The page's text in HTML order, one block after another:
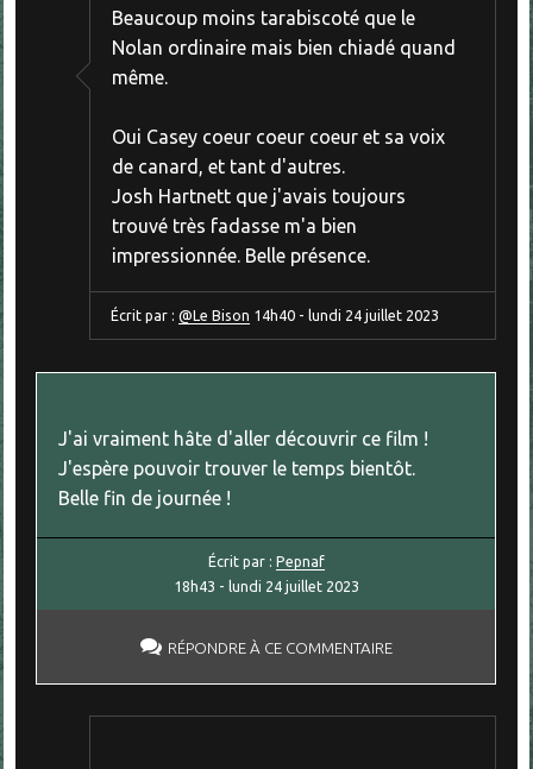
Beaucoup moins tarabiscoté que le
Nolan ordinaire mais bien chiadé quand
même.
Oui Casey coeur coeur coeur et sa voix
de canard, et tant d'autres.
Josh Hartnett que j'avais toujours
trouvé très fadasse m'a bien
impressionnée. Belle présence.
Écrit par : @Le Bison 14h40- lundi 24 juillet 2023
J'ai vraiment hâte d'aller découvrir ce film !
J'espère pouvoir trouver le temps bientôt.
Belle fin de journée !
Écrit par : Pepnaf
18h43 - lundi 24 juillet 2023
RÉPONDRE À CE COMMENTAIRE